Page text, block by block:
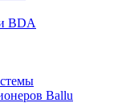
BDA
Ballu